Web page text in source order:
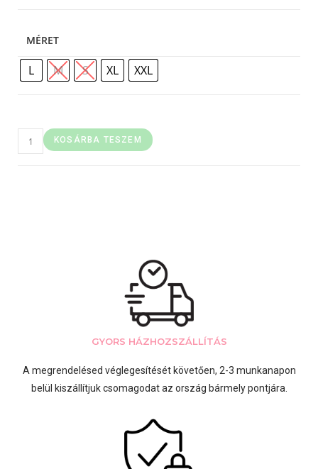
MÉRET
L M S XL XXL
KOSÁRBA TESZEM
GYORS HÁZHOZSZÁLLÍTÁS
A megrendelésed véglegesítését követően, 2-3 munkanapon
belül kiszállítjuk csomagodat az ország bármely pontjára.